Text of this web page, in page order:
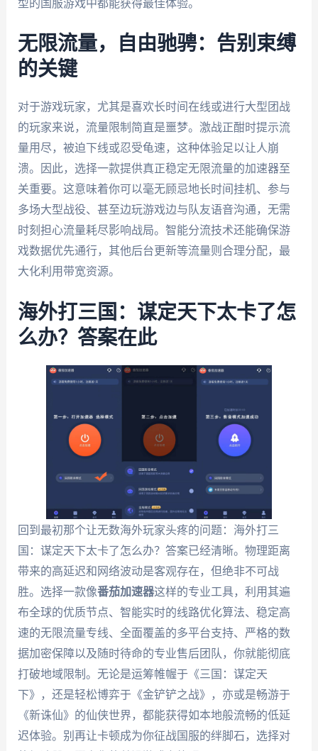
型的国服游戏中都能获得最佳体验。
无限流量，自由驰骋：告别束缚
的关键
对于游戏玩家，尤其是喜欢长时间在线或进行大型团战
的玩家来说，流量限制简直是噩梦。激战正酣时提示流
量用尽，被迫下线或忍受龟速，这种体验足以让人崩
溃。因此，选择一款提供真正稳定无限流量的加速器至
关重要。这意味着你可以毫无顾忌地长时间挂机、参与
多场大型战役、甚至边玩游戏边与队友语音沟通，无需
时刻担心流量耗尽影响战局。智能分流技术还能确保游
戏数据优先通行，其他后台更新等流量则合理分配，最
大化利用带宽资源。
海外打三国：谋定天下太卡了怎
么办？答案在此
回到最初那个让无数海外玩家头疼的问题：海外打三
国：谋定天下太卡了怎么办？答案已经清晰。物理距离
带来的高延迟和网络波动是客观存在，但绝非不可战
胜。选择一款像番茄加速器这样的专业工具，利用其遍
布全球的优质节点、智能实时的线路优化算法、稳定高
速的无限流量专线、全面覆盖的多平台支持、严格的数
据加密保障以及随时待命的专业售后团队，你就能彻底
打破地域限制。无论是运筹帷幄于《三国：谋定天
下》，还是轻松博弈于《金铲铲之战》，亦或是畅游于
《新诛仙》的仙侠世界，都能获得如本地般流畅的低延
迟体验。别再让卡顿成为你征战国服的绊脚石，选择对